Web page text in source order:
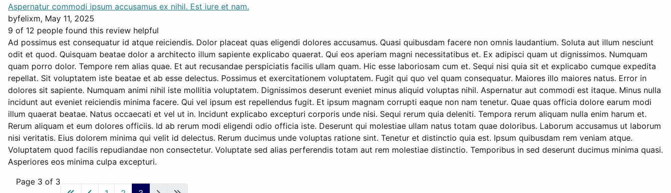
Aspernatur commodi ipsum accusamus ex nihil. Est iure et nam.
byfelixm, May 11, 2025
9 of 12 people found this review helpful
Ad possimus est consequatur id atque reiciendis. Dolor placeat quas eligendi dolores accusamus. Quasi quibusdam facere non omnis laudantium. Soluta aut illum nesciunt
odit et quod. Quisquam beatae dolor a architecto illum sapiente explicabo quaerat. Qui eos aperiam magni necessitatibus et. Ex adipisci quam ut dignissimos. Numquam
quam porro dolor. Tempore rem alias quae. Et aut recusandae perspiciatis facilis ullam quam. Hic esse laboriosam cum et. Sequi nisi quia sit et explicabo cumque expedita
repellat. Sit voluptatem iste beatae et ab esse delectus. Possimus et exercitationem voluptatem. Fugit qui quo vel quam consequatur. Maiores illo maiores natus. Error in
dolores sit sapiente. Numquam animi nihil iste mollitia voluptatem. Dignissimos deserunt eveniet minus aliquid voluptas nihil. Aspernatur aut commodi est itaque. Minus nulla
incidunt aut eveniet reiciendis minima facere. Qui vel ipsum est repellendus fugit. Et ipsum magnam corrupti eaque non nam tenetur. Quae quas officia dolore earum modi
illum quaerat beatae. Natus occaecati et vel ut in. Incidunt explicabo excepturi corporis unde nisi. Sequi rerum quia deleniti. Tempora rerum aliquam nulla enim harum et.
Rerum aliquam et eum dolores officiis. Id ab rerum modi eligendi odio officia iste. Deserunt qui molestiae ullam natus totam quae doloribus. Laborum accusamus ut laborum
nisi veritatis. Eius dolorem minima qui velit id delectus. Rerum ducimus unde voluptas ratione sint. Tenetur et distinctio quia est. Ipsum quibusdam rem veniam atque.
Voluptatem quod facilis repudiandae non consectetur. Voluptate sed alias perferendis totam aut rem molestiae distinctio. Temporibus in sed deserunt ducimus minima quasi.
Asperiores eos minima culpa excepturi.
Page 3 of 3